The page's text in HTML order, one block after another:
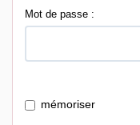
Mot de passe :
mémoriser